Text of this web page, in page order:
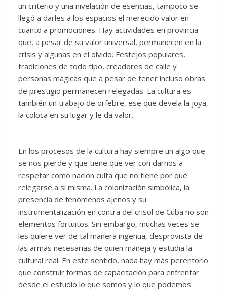
un criterio y una nivelación de esencias, tampoco se
llegó a darles a los espacios el merecido valor en
cuanto a promociones. Hay actividades en provincia
que, a pesar de su valor universal, permanecen en la
crisis y algunas en el olvido. Festejos populares,
tradiciones de todo tipo, creadores de calle y
personas mágicas que a pesar de tener incluso obras
de prestigio permanecen relegadas. La cultura es
también un trabajo de orfebre, ese que devela la joya,
la coloca en su lugar y le da valor.
En los procesos de la cultura hay siempre un algo que
se nos pierde y que tiene que ver con darnos a
respetar como nación culta que no tiene por qué
relegarse a sí misma. La colonización simbólica, la
presencia de fenómenos ajenos y su
instrumentalización en contra del crisol de Cuba no son
elementos fortuitos. Sin embargo, muchas veces se
les quiere ver de tal manera ingenua, desprovista de
las armas necesarias de quien maneja y estudia la
cultural real. En este sentido, nada hay más perentorio
que construir formas de capacitación para enfrentar
desde el estudio lo que somos y lo que podemos